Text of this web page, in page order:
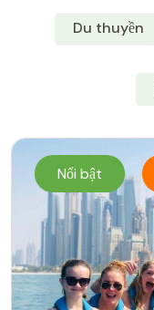
Du thuyền
Nổi bật